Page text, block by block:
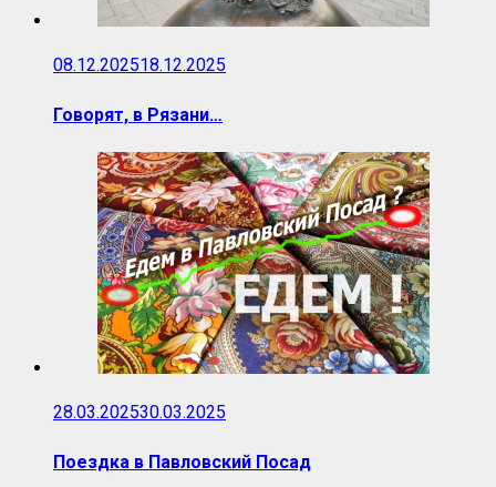
08.12.202518.12.2025
Говорят, в Рязани…
28.03.202530.03.2025
Поездка в Павловский Посад